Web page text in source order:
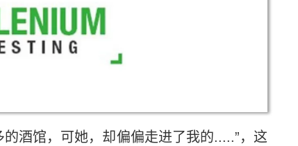
酒馆，可她，却偏偏走进了我的.....”，这